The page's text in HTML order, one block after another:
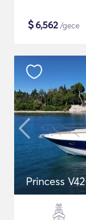
$6,562/gece
Princess V42